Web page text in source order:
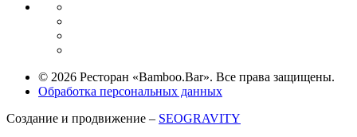
© 2026 Ресторан «Bamboo.Bar». Все права защищены.
Обработка персональных данных
Создание и продвижение – SEOGRAVITY